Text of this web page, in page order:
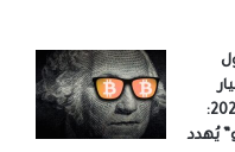
سوق الكريبتو في 2025:
يُهدد